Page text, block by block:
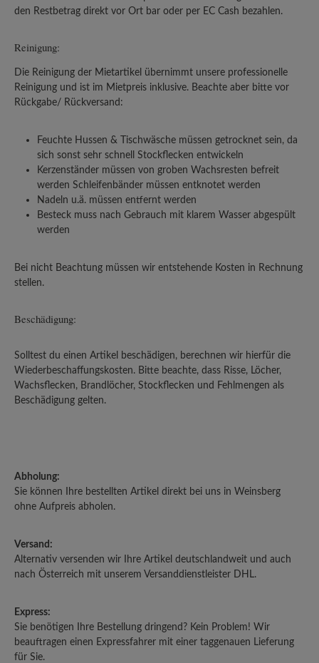
den Restbetrag direkt vor Ort bar oder per EC Cash bezahlen.
Reinigung:
Die Reinigung der Mietartikel übernimmt unsere professionelle
Reinigung und ist im Mietpreis inklusive. Beachte aber bitte vor
Rückgabe/ Rückversand:
Feuchte Hussen & Tischwäsche müssen getrocknet sein, da
sich sonst sehr schnell Stockflecken entwickeln
Kerzenständer müssen von groben Wachsresten befreit
werden Schleifenbänder müssen entknotet werden
Nadeln u.ä. müssen entfernt werden
Besteck muss nach Gebrauch mit klarem Wasser abgespült
werden
Bei nicht Beachtung müssen wir entstehende Kosten in Rechnung
stellen.
Beschädigung:
Solltest du einen Artikel beschädigen, berechnen wir hierfür die
Wiederbeschaffungskosten. Bitte beachte, dass Risse, Löcher,
Wachsflecken, Brandlöcher, Stockflecken und Fehlmengen als
Beschädigung gelten.
Abholung:
Sie können Ihre bestellten Artikel direkt bei uns in Weinsberg
ohne Aufpreis abholen.
Versand:
Alternativ versenden wir Ihre Artikel deutschlandweit und auch
nach Österreich mit unserem Versanddienstleister DHL.
Express:
Sie benötigen Ihre Bestellung dringend? Kein Problem! Wir
beauftragen einen Expressfahrer mit einer taggenauen Lieferung
für Sie.